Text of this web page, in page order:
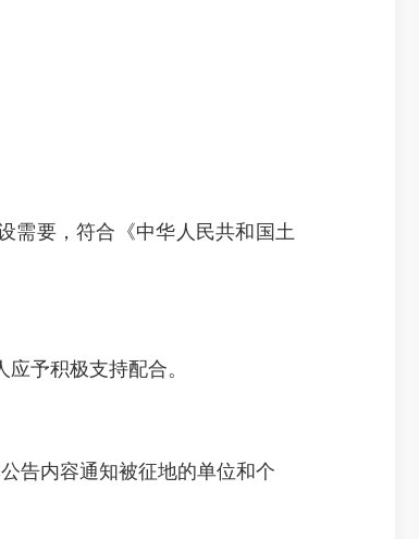
要，符合《中华人民共和国土
予积极支持配合。
告内容通知被征地的单位和个